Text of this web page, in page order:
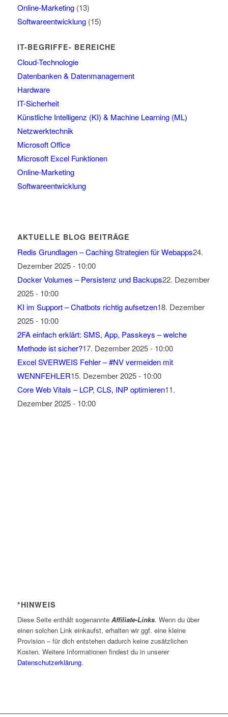
Online-Marketing(13)
Softwareentwicklung(15)
IT-BEGRIFFE- BEREICHE
Cloud-Technologie
Datenbanken & Datenmanagement
Hardware
IT-Sicherheit
Künstliche Intelligenz (KI) & Machine Learning (ML)
Netzwerktechnik
Microsoft Office
Microsoft Excel Funktionen
Online-Marketing
Softwareentwicklung
AKTUELLE BLOG BEITRÄGE
Redis Grundlagen – Caching Strategien für Webapps24.
Dezember 2025 - 10:00
Docker Volumes – Persistenz und Backups22. Dezember
2025 - 10:00
KI im Support – Chatbots richtig aufsetzen18. Dezember
2025 - 10:00
2FA einfach erklärt: SMS, App, Passkeys – welche
Methode ist sicher?17. Dezember 2025 - 10:00
Excel SVERWEIS Fehler – #NV vermeiden mit
WENNFEHLER15. Dezember 2025 - 10:00
Core Web Vitals – LCP, CLS, INP optimieren11.
Dezember 2025 - 10:00
*HINWEIS
Diese Seite enthält sogenannte Affiliate-Links. Wenn du über
einen solchen Link einkaufst, erhalten wir ggf. eine kleine
Provision – für dich entstehen dadurch keine zusätzlichen
Kosten. Weitere Informationen findest du in unserer
Datenschutzerklärung.